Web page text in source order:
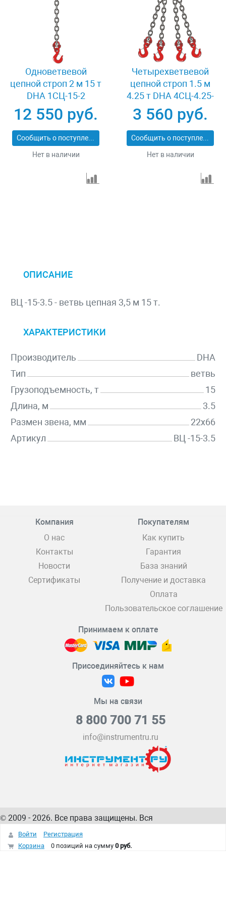
Одноветвевой
цепной строп 2 м 15 т
DHA 1СЦ-15-2
12 550 руб.
Сообщить о поступлении
Нет в наличии
Четырехветвевой
цепной строп 1.5 м
4.25 т DHA 4СЦ-4.25-
1.5
3 560 руб.
Сообщить о поступлении
Нет в наличии
ОПИСАНИЕ
ВЦ -15-3.5 - ветвь цепная 3,5 м 15 т.
ХАРАКТЕРИСТИКИ
Производитель
DHA
Тип
ветвь
Грузоподъемность, т
15
Длина, м
3.5
Размен звена, мм
22х66
Артикул
ВЦ -15-3.5
Компания
О нас
Контакты
Новости
Сертификаты
Покупателям
Как купить
Гарантия
База знаний
Получение и доставка
Оплата
Пользовательское соглашение
Принимаем к оплате
Присоединяйтесь к нам
Мы на связи
8 800 700 71 55
info@instrumentru.ru
© 2009 - 2026. Все права защищены. Вся
информация на сайте – собственность
интернет-магазина
Войти
Регистрация
Корзина
0 позиций на сумму 0 руб.